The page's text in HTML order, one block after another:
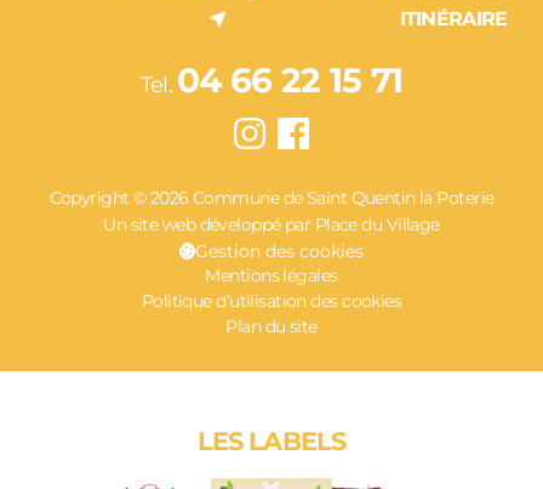
ITINÉRAIRE
Tel. 04 66 22 15 71
Copyright © 2026 Commune de Saint Quentin la Poterie
Un site web développé par Place du Village
Gestion des cookies
Mentions légales
Politique d’utilisation des cookies
Plan du site
LES LABELS